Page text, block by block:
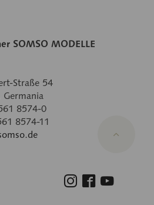
SOMSO MODELLE
Straße 54
8574-0
8574-11